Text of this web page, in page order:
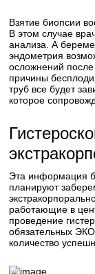
Взятие биопсии
В этом случае
анализа. А
эндометрия
осложнений после
причины
труб все будет
которое
Эта информация
планируют
работающие в
проведение
обязательных
количество